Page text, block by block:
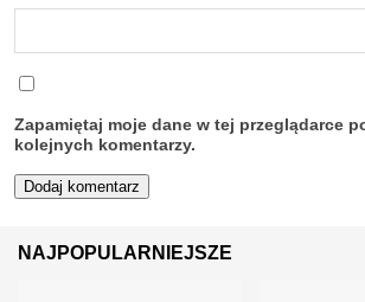
Zapamiętaj moje dane w tej przeglądarce
kolejnych komentarzy.
NAJPOPULARNIEJSZE